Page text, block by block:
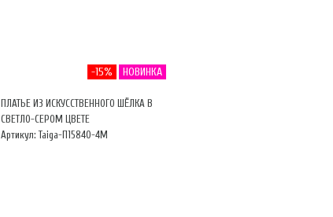
-15% НОВИНКА
ПЛАТЬЕ ИЗ ИСКУССТВЕННОГО ШЁЛКА В
СВЕТЛО-СЕРОМ ЦВЕТЕ
Артикул: Taiga-П15840-4М